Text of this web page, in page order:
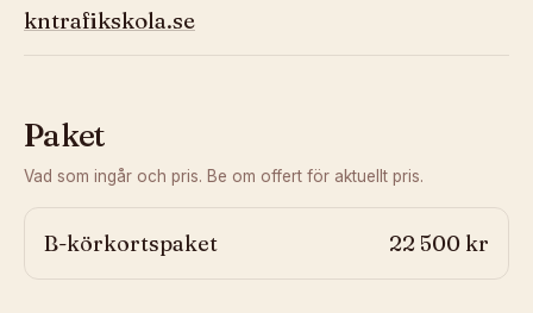
kntrafikskola.se
Paket
Vad som ingår och pris. Be om offert för aktuellt pris.
B-körkortspaket 22 500 kr